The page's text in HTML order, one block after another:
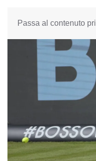
Passa al contenuto